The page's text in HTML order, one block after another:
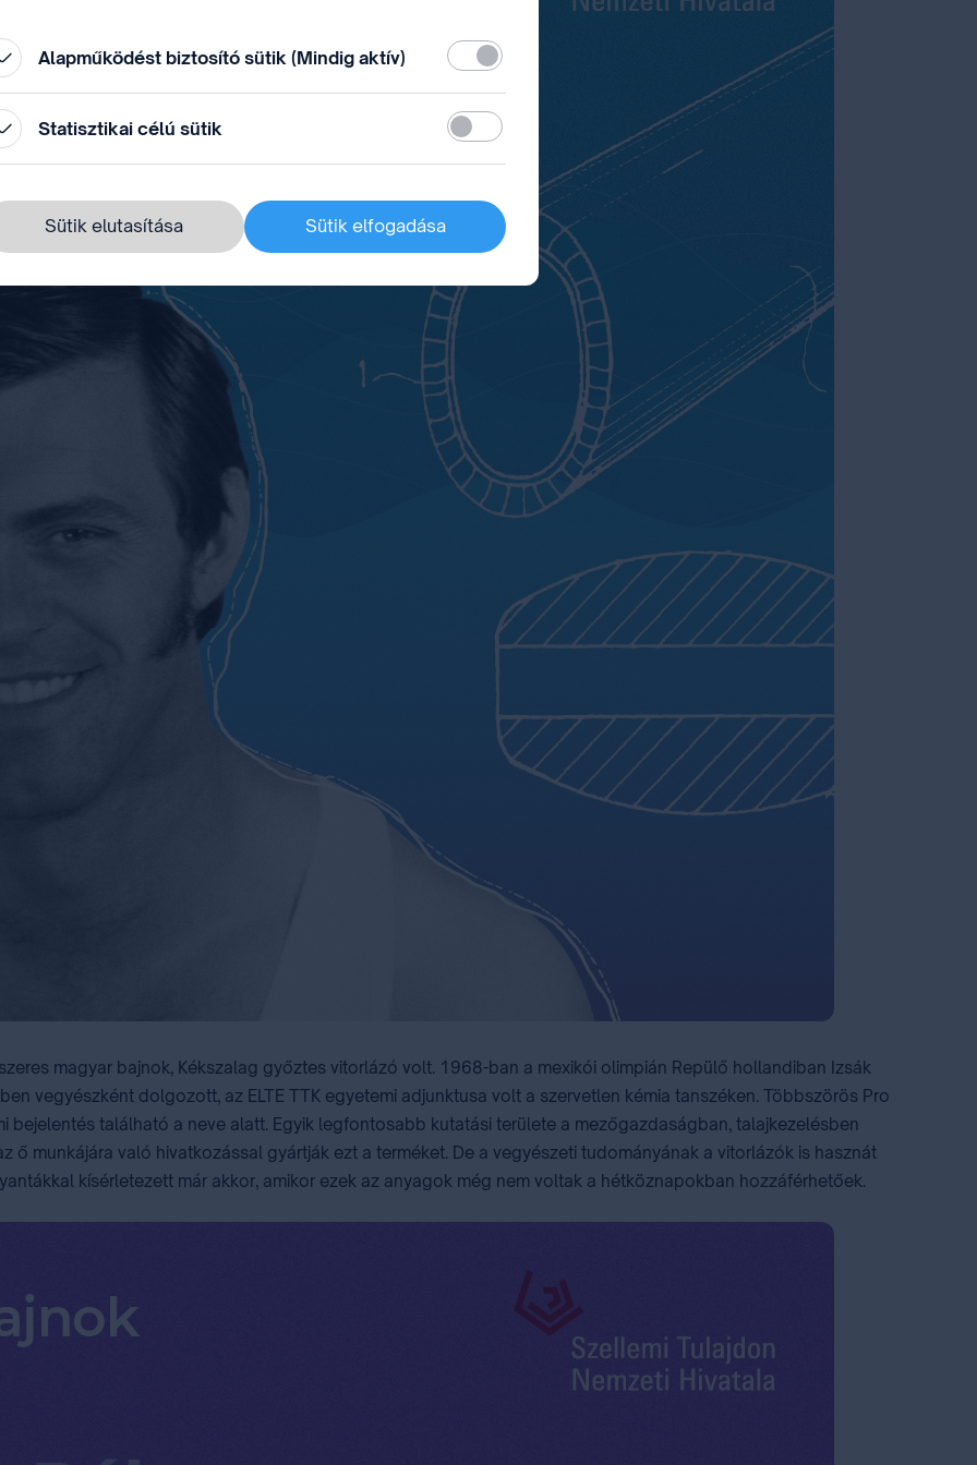
magyar bajnok, Kékszalag győztes vitorlázó volt. 1968-ban a mexikói olimpián Repülő hollandiban Izsák
vegyészként dolgozott, az ELTE TTK egyetemi adjunktusa volt a szervetlen kémia tanszéken. Többszörös Pro
bejelentés található a neve alatt. Egyik legfontosabb kutatási területe a mezőgazdaságban, talajkezelésben
ő munkájára való hivatkozással gyártják ezt a terméket. De a vegyészeti tudományának a vitorlázók is hasznát
kísérletezett már akkor, amikor ezek az anyagok még nem voltak a hétköznapokban hozzáférhetőek.
Alapműködést biztosító sütik (Mindig aktív) Kötelező
Statisztikai célú sütik Statisztikai
Sütik elutasítása Sütik elfogadása